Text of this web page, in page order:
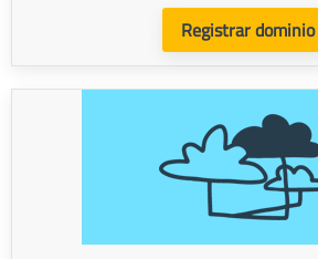
Registrar dominio